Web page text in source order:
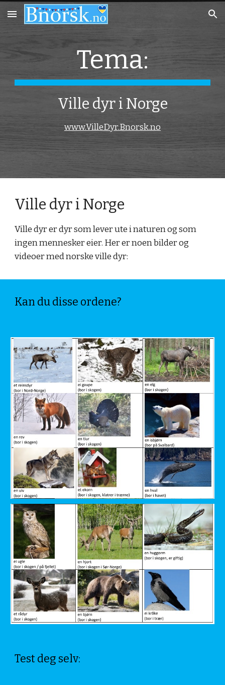
Skip to main content Skip to navigation
Tema:
Ville dyr i Norge
www.VilleDyr.Bnorsk.no
Ville dyr i Norge
Ville dyr er dyr som lever ute i naturen og som
ingen mennesker eier. Her er noen bilder og
videoer med norske ville dyr:
Kan du disse ordene?
Test deg selv: